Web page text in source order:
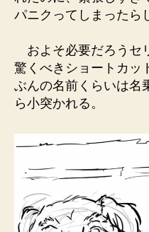
パニクってしまったら
およそ必要だろうセ
驚くべきショートカッ
ぶんの名前くらいは名
ら小突かれる。